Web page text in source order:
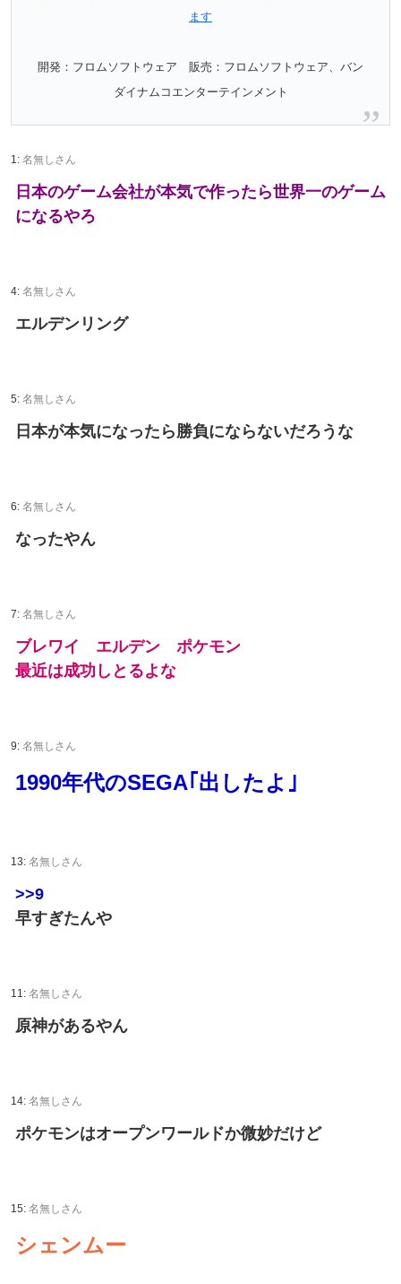
ます
開発：フロムソフトウェア 販売：フロムソフトウェア、バン
ダイナムコエンターテインメント
1: 名無しさん
日本のゲーム会社が本気で作ったら世界一のゲーム
になるやろ
4: 名無しさん
エルデンリング
5: 名無しさん
日本が本気になったら勝負にならないだろうな
6: 名無しさん
なったやん
7: 名無しさん
ブレワイ エルデン ポケモン
最近は成功しとるよな
9: 名無しさん
1990年代のSEGA｢出したよ｣
13: 名無しさん
>>9
早すぎたんや
11: 名無しさん
原神があるやん
14: 名無しさん
ポケモンはオープンワールドか微妙だけど
15: 名無しさん
シェンムー